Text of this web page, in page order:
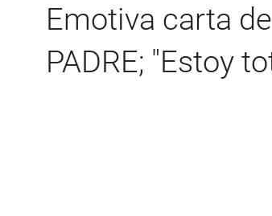
Emotiva carta
PADRE; "Estoy